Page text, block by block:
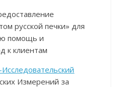
русской печки» для
помощь и
к клиентам
Измерений за